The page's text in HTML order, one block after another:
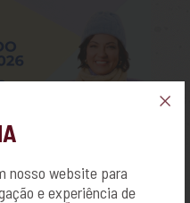
nosso website para
e experiência de